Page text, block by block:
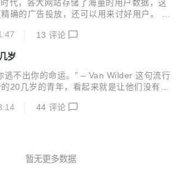
。 转瞬来到2007年，第一代iPhone发
互联网的速度被大众所接受并使用，一个
代，各大网站存储了海量的用户数据，这
确的广告投放，还可以用来讨好用户。 我
的电影，悄悄的吐槽等等。承载这些数据
更精确的广告或商品推荐/增值服务购买。
理数据，但依然让用户有被侵犯隐私的厌
个角度，把对用户数据挖掘的方向指向用
通过一些实例来充实这一观点 唤起用户美
13 评论
岁
逃不出你的命运。” – Van Wilder 这句流行
20几岁的青年，看起来就是让他们没有任
创业者，从我自学校毕业，这句话就没有
Decade: Why your twenties matter – and
44 评论
暂无更多数据